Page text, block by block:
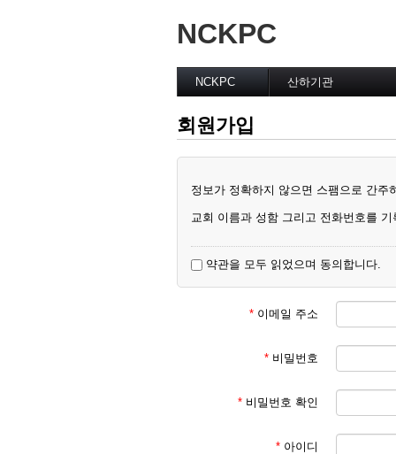
NCKPC
NCKPC
총회장
사무총장
총회 조직
Home
산하기관
남선교회 전국연합회
EM 목회자 협의회
여성리더십위원회
회원가입
정보가 정확하지 않으면 스팸으로 간주
교회 이름과 성함 그리고 전화번호를
약관을 모두 읽었으며 동의합니다.
* 이메일 주소
* 비밀번호
* 비밀번호 확인
* 아이디